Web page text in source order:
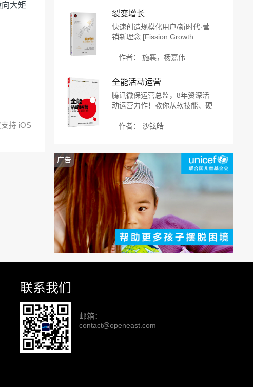
向大矩
持 iOS
裂变增长
快速创造规模化用户/新时代·营
销新理念 [Fission Growth
Users]
作者： 施襄，杨嘉伟
全能活动运营
腾讯微保运营总监，8年资深活
动运营力作！教你从软技能、硬
搭建活动运营能力模型！
作者： 沙铉皓
广告
联系我们
邮箱：
contact@openeast.com